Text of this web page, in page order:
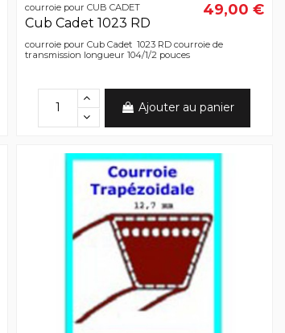
courroie pour CUB CADET
Cub Cadet 1023 RD
49,00 €
courroie pour Cub Cadet 1023 RD courroie de
transmission longueur 104/1/2 pouces
Ajouter au panier